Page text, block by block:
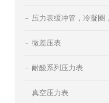
压力表缓冲管，冷凝圈
微差压表
耐酸系列压力表
真空压力表